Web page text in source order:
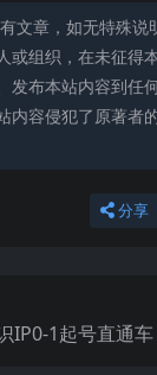
文章，如无特殊说
或组织，在未征得
发布本站内容到任
内容侵犯了原著者
分享
IP0-1起号直通